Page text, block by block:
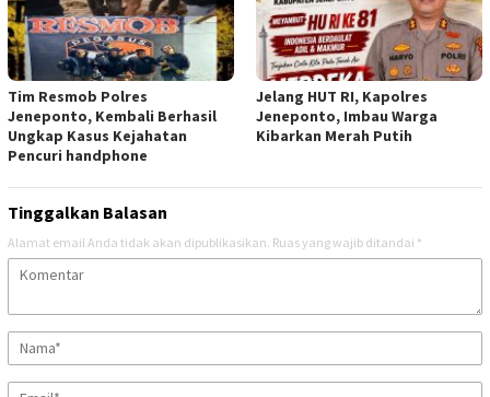
Tim Resmob Polres
Jeneponto, Kembali Berhasil
Ungkap Kasus Kejahatan
Pencuri handphone
Jelang HUT RI, Kapolres
Jeneponto, Imbau Warga
Kibarkan Merah Putih
Tinggalkan Balasan
Alamat email Anda tidak akan dipublikasikan. Ruas yang wajib ditandai *